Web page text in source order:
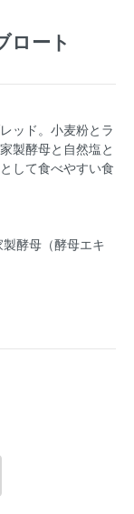
ロート
ッド。小麦粉とラ
製酵母と自然塩と
して食べやすい食
酵母（酵母エキ